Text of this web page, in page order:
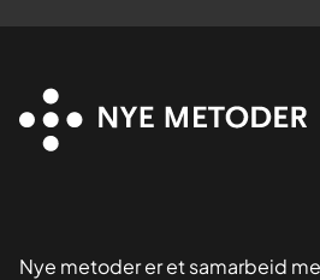
Nye metoder er et samarbeid